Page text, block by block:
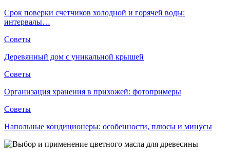
Срок поверки счетчиков холодной и горячей воды:
интервалы…
Советы
Деревянный дом с уникальной крышей
Советы
Организация хранения в прихожей: фотопримеры
Советы
Напольные кондиционеры: особенности, плюсы и минусы